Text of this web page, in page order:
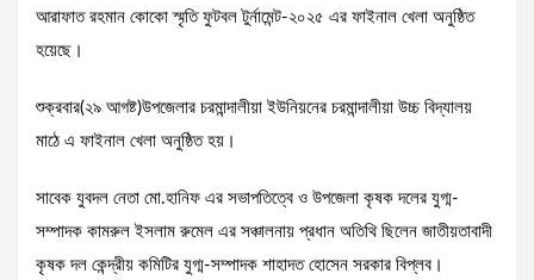
আরাফাত রহমান কোকো স্মৃতি ফুটবল টুর্নামেন্ট-২০২৫ এর ফাইনাল খেলা অনুষ্ঠিত
হয়েছে।
শুক্রবার(২৯ আগষ্ট)উপজেলার চরমান্দালীয়া ইউনিয়নের চরমান্দালীয়া উচ্চ বিদ্যালয়
মাঠে এ ফাইনাল খেলা অনুষ্ঠিত হয়।
সাবেক যুবদল নেতা মো.হানিফ এর সভাপতিত্বে ও উপজেলা কৃষক দলের যুগ্ম-
সম্পাদক কামরুল ইসলাম রুমেল এর সঞ্চালনায় প্রধান অতিথি ছিলেন জাতীয়তাবাদী
কৃষক দল কেন্দ্রীয় কমিটির যুগ্ম-সম্পাদক শাহাদত হোসেন সরকার বিপ্লব।